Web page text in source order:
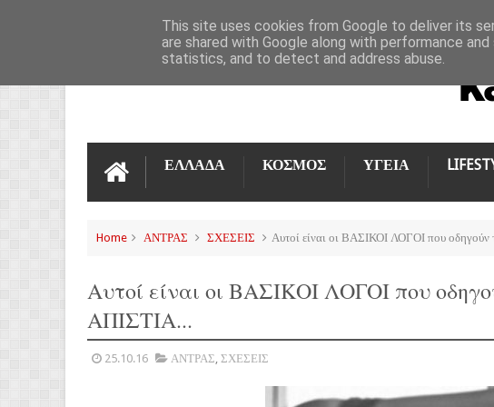
ΕΠΙΚΟΙΝΩΝΊΑ
ΕΛΛΑΔΑ ΚΟΣΜΟΣ ΥΓΕΙΑ
Home ΑΝΤΡΑΣ ΣΧΕΣΕΙΣ Αυτοί είναι οι ΒΑΣΙΚΟΙ ΛΟΓΟΙ που οδηγούν
Αυτοί είναι οι ΒΑΣΙΚΟΙ ΛΟΓΟΙ που
ΑΠΙΣΤΙΑ...
25.10.16 ΑΝΤΡΑΣ, ΣΧΕΣΕΙΣ
This site uses cookies from Google to deliver its
are shared with Google along with performance
statistics, and to detect and address abuse.